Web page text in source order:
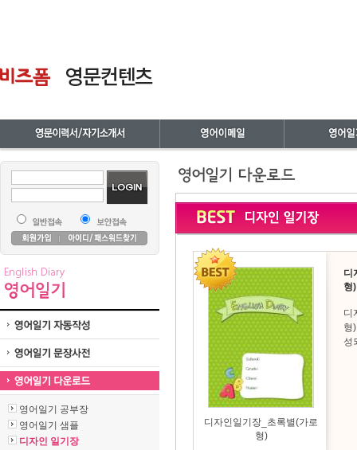
영어일기 공부장
영어일기 샘플
디자인 일기장
디자인일기장_초록별(가로
형)
디
형)
디
형
성